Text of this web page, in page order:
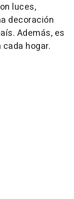
luces,
decoración
Además, es
cada hogar.